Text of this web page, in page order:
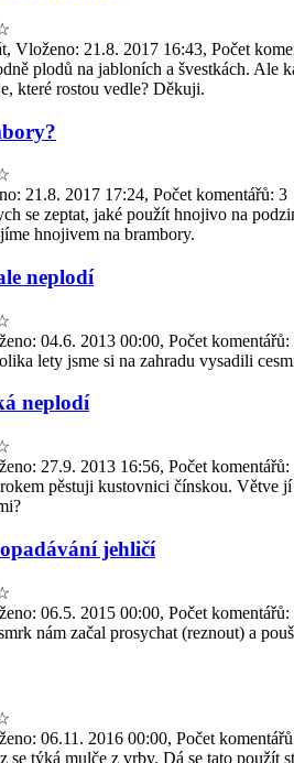
Vloženo: 21.8. 2017 16:43, Počet
plodů na jabloních a švestkách. Ale
které rostou vedle? Děkuji.
21.8. 2017 17:24, Počet komentářů: 3
se zeptat, jaké použít hnojivo na
hnojivem na brambory.
neplodí
04.6. 2013 00:00, Počet komentářů:
lety jsme si na zahradu vysadili
neplodí
27.9. 2013 16:56, Počet komentářů:
pěstuji kustovnici čínskou. Větve jí
jehličí
06.5. 2015 00:00, Počet komentářů:
nám začal prosychat (reznout) a
06.11. 2016 00:00, Počet
se týká mulče z vrby. Dá se tato použít